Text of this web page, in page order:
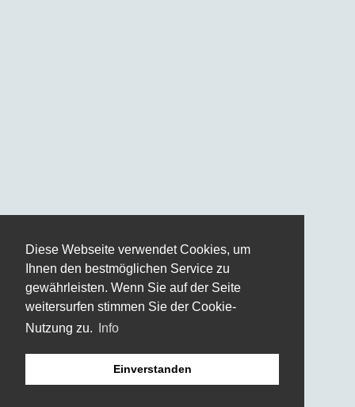
Diese Webseite verwendet Cookies, um
Ihnen den bestmöglichen Service zu
gewährleisten. Wenn Sie auf der Seite
weitersurfen stimmen Sie der Cookie-
Nutzung zu.
Info
Einverstanden